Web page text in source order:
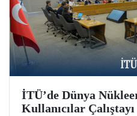
İTÜ’de Dünya
Kullanıcılar Çalıştayı